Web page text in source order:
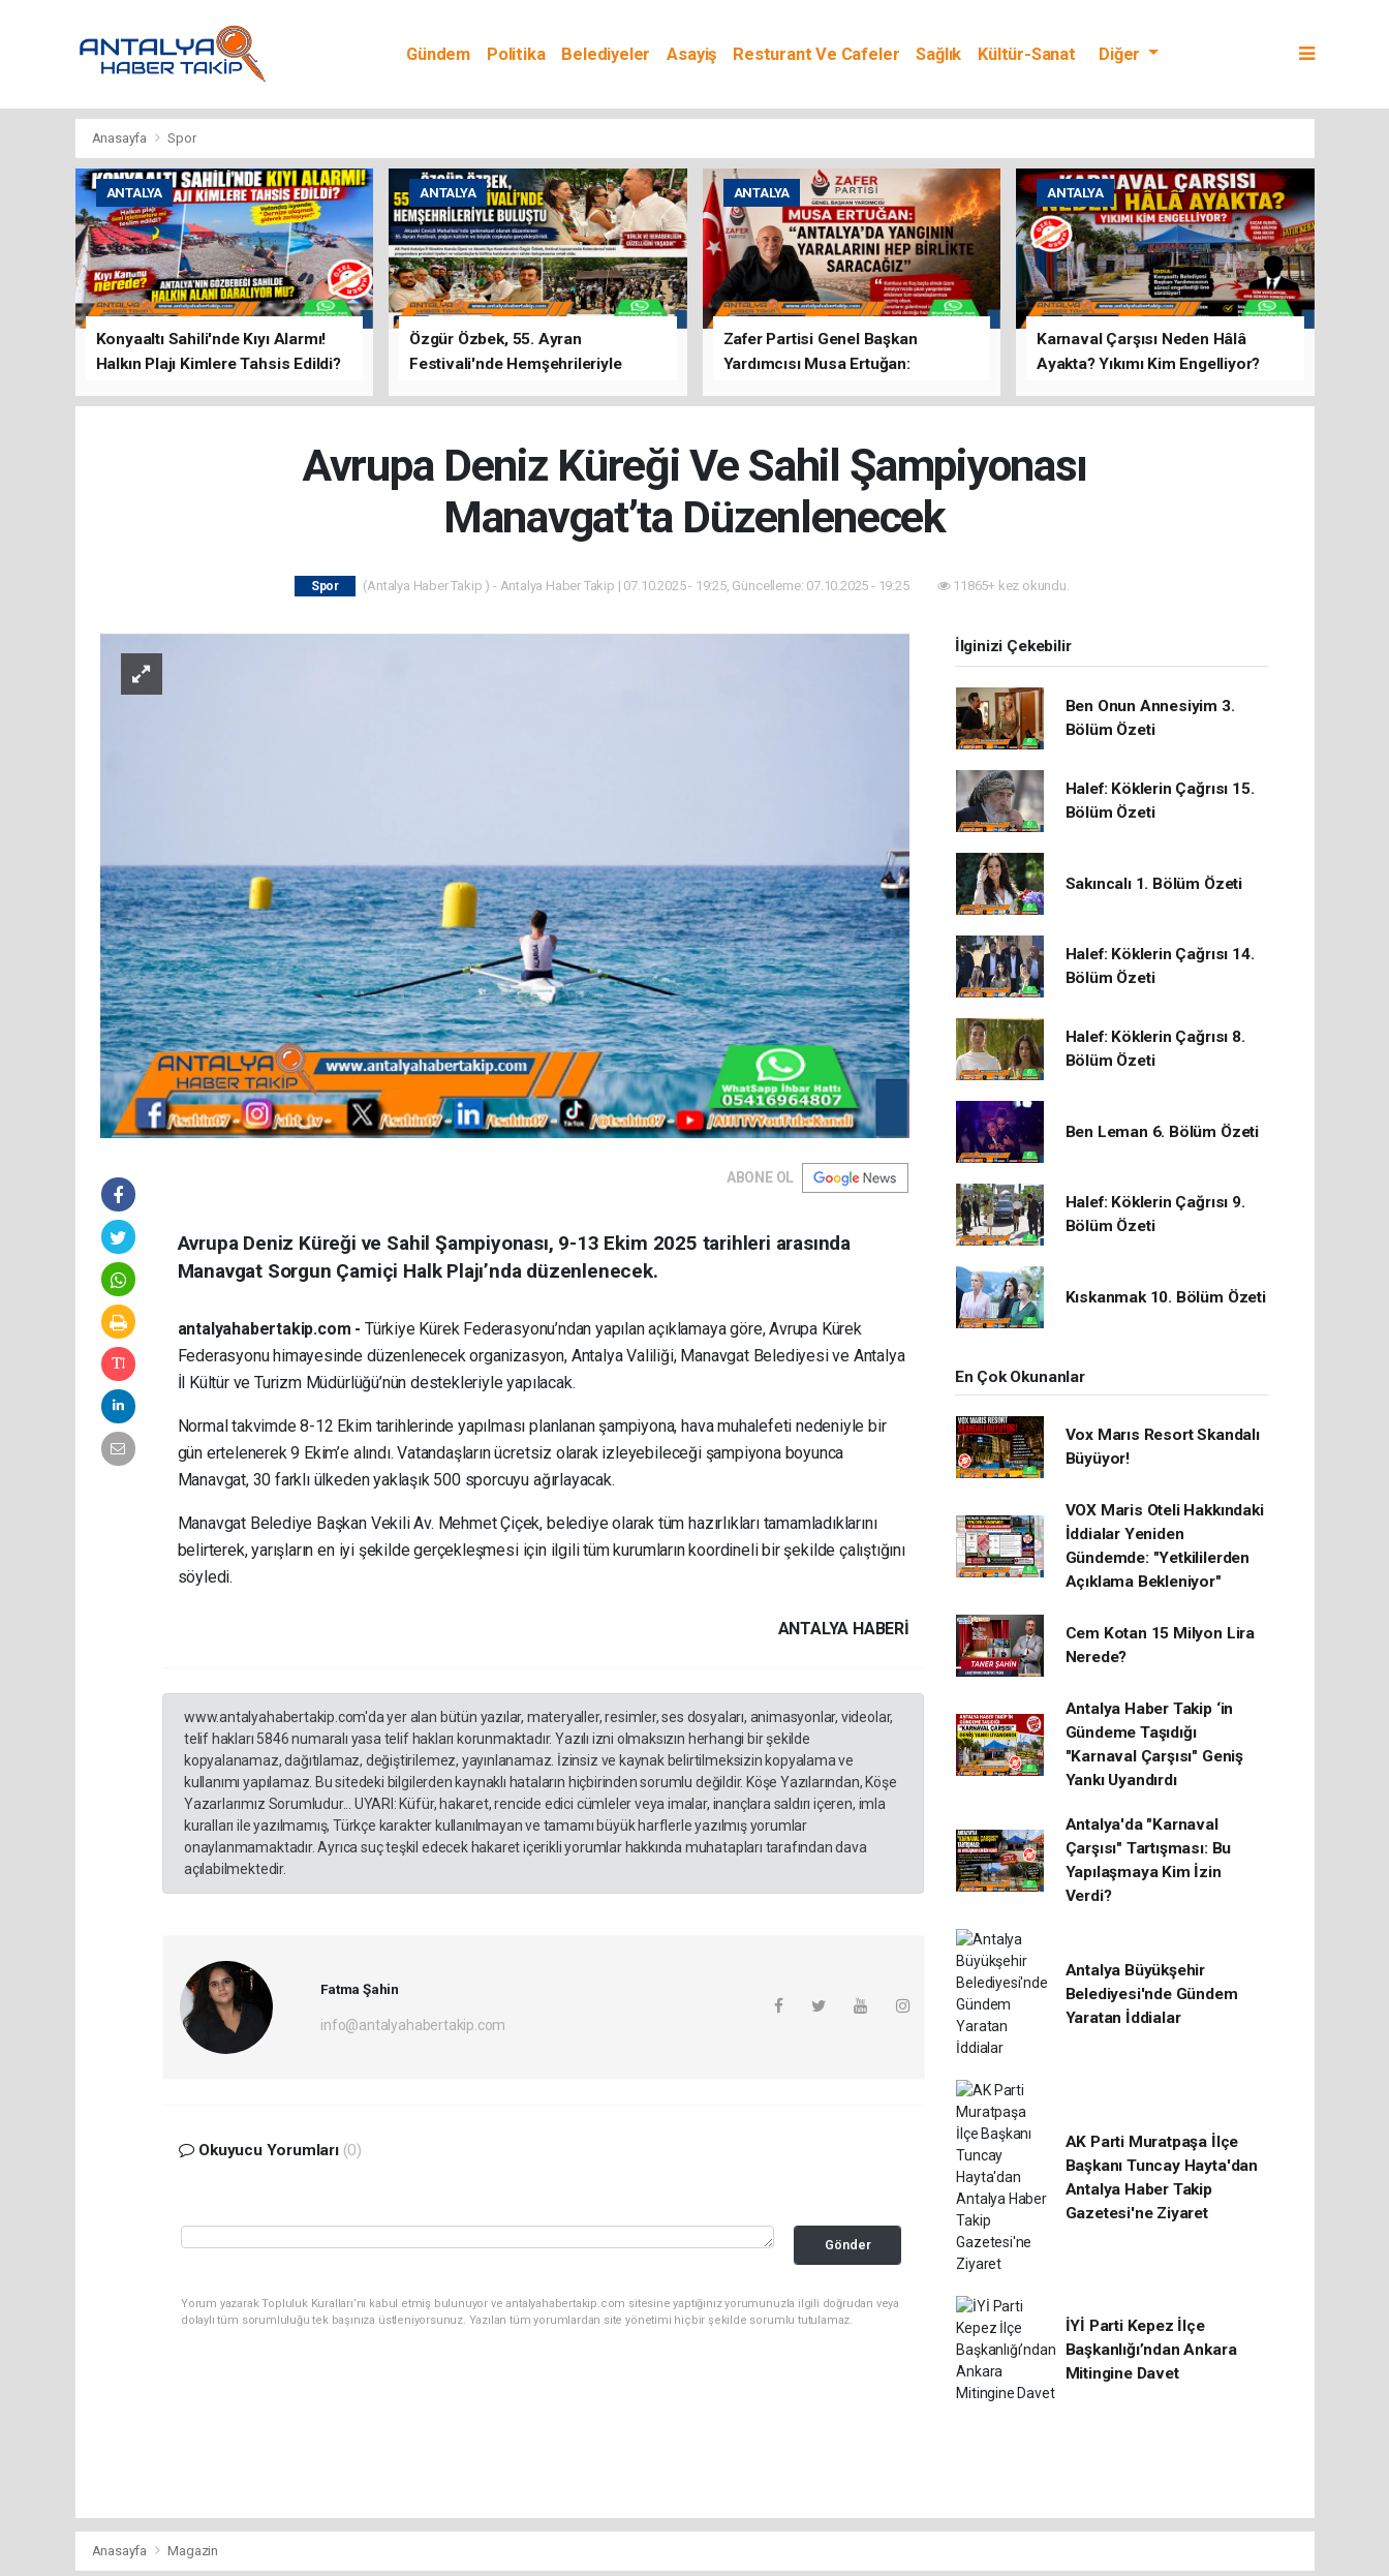
Gündem Politika Belediyeler Asayiş Resturant Ve Cafeler Sağlık
Kültür-Sanat
Diğer
Anasayfa Spor
ANTALYA
Konyaaltı Sahili'nde Kıyı Alarmı!
Halkın Plajı Kimlere Tahsis Edildi?
ANTALYA
Özgür Özbek, 55. Ayran
Festivali'nde Hemşehrileriyle
ANTALYA
Zafer Partisi Genel Başkan
Yardımcısı Musa Ertuğan:
ANTALYA
Karnaval Çarşısı Neden Hâlâ
Ayakta? Yıkımı Kim Engelliyor?
Avrupa Deniz Küreği Ve Sahil Şampiyonası
Manavgat’ta Düzenlenecek
Spor (Antalya Haber Takip ) - Antalya Haber Takip | 07.10.2025 - 19:25, Güncelleme: 07.10.2025 - 19:25 11865+ kez okundu.
ABONE OL
Avrupa Deniz Küreği ve Sahil Şampiyonası, 9-13 Ekim 2025 tarihleri arasında
Manavgat Sorgun Çamiçi Halk Plajı’nda düzenlenecek.
antalyahabertakip.com - Türkiye Kürek Federasyonu’ndan yapılan açıklamaya göre, Avrupa Kürek
Federasyonu himayesinde düzenlenecek organizasyon, Antalya Valiliği, Manavgat Belediyesi ve Antalya
İl Kültür ve Turizm Müdürlüğü’nün destekleriyle yapılacak.
Normal takvimde 8-12 Ekim tarihlerinde yapılması planlanan şampiyona, hava muhalefeti nedeniyle bir
gün ertelenerek 9 Ekim’e alındı. Vatandaşların ücretsiz olarak izleyebileceği şampiyona boyunca
Manavgat, 30 farklı ülkeden yaklaşık 500 sporcuyu ağırlayacak.
Manavgat Belediye Başkan Vekili Av. Mehmet Çiçek, belediye olarak tüm hazırlıkları tamamladıklarını
belirterek, yarışların en iyi şekilde gerçekleşmesi için ilgili tüm kurumların koordineli bir şekilde çalıştığını
söyledi.
ANTALYA HABERİ
www.antalyahabertakip.com'da yer alan bütün yazılar, materyaller, resimler, ses dosyaları, animasyonlar, videolar,
telif hakları 5846 numaralı yasa telif hakları korunmaktadır. Yazılı izni olmaksızın herhangi bir şekilde
kopyalanamaz, dağıtılamaz, değiştirilemez, yayınlanamaz. İzinsiz ve kaynak belirtilmeksizin kopyalama ve
kullanımı yapılamaz. Bu sitedeki bilgilerden kaynaklı hataların hiçbirinden sorumlu değildir. Köşe Yazılarından, Köşe
Yazarlarımız Sorumludur... UYARI: Küfür, hakaret, rencide edici cümleler veya imalar, inançlara saldırı içeren, imla
kuralları ile yazılmamış, Türkçe karakter kullanılmayan ve tamamı büyük harflerle yazılmış yorumlar
onaylanmamaktadır. Ayrıca suç teşkil edecek hakaret içerikli yorumlar hakkında muhatapları tarafından dava
açılabilmektedir.
Fatma Şahin
info@antalyahabertakip.com
Okuyucu Yorumları (0)
Gönder
Yorum yazarak Topluluk Kuralları’nı kabul etmiş bulunuyor ve antalyahabertakip.com sitesine yaptığınız yorumunuzla ilgili doğrudan veya
dolaylı tüm sorumluluğu tek başınıza üstleniyorsunuz. Yazılan tüm yorumlardan site yönetimi hiçbir şekilde sorumlu tutulamaz.
İlginizi Çekebilir
Ben Onun Annesiyim 3.
Bölüm Özeti
Halef: Köklerin Çağrısı 15.
Bölüm Özeti
Sakıncalı 1. Bölüm Özeti
Halef: Köklerin Çağrısı 14.
Bölüm Özeti
Halef: Köklerin Çağrısı 8.
Bölüm Özeti
Ben Leman 6. Bölüm Özeti
Halef: Köklerin Çağrısı 9.
Bölüm Özeti
Kıskanmak 10. Bölüm Özeti
En Çok Okunanlar
Vox Marıs Resort Skandalı
Büyüyor!
VOX Maris Oteli Hakkındaki
İddialar Yeniden
Gündemde: "Yetkililerden
Açıklama Bekleniyor"
Cem Kotan 15 Milyon Lira
Nerede?
Antalya Haber Takip ‘in
Gündeme Taşıdığı
"Karnaval Çarşısı" Geniş
Yankı Uyandırdı
Antalya'da "Karnaval
Çarşısı" Tartışması: Bu
Yapılaşmaya Kim İzin
Verdi?
Antalya Büyükşehir
Belediyesi'nde Gündem
Yaratan İddialar
AK Parti Muratpaşa İlçe
Başkanı Tuncay Hayta'dan
Antalya Haber Takip
Gazetesi'ne Ziyaret
İYİ Parti Kepez İlçe
Başkanlığı’ndan Ankara
Mitingine Davet
Anasayfa Magazin